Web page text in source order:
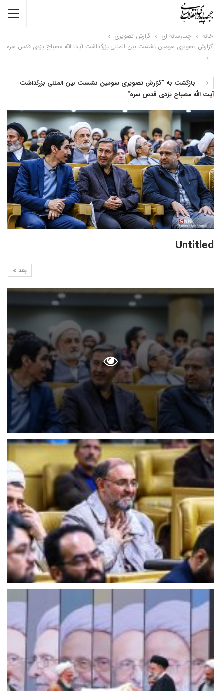
خانه چندرسانه ای
گزارش تصویری
گزارش تصویری سومین نشست بین المللی بزرگداشت آیت الله مصباح یزدی قدس سره
بازگشت به "گزارش تصویری سومین نشست بین المللی بزرگداشت
آیت الله مصباح یزدی قدس سره"
Untitled
بعد